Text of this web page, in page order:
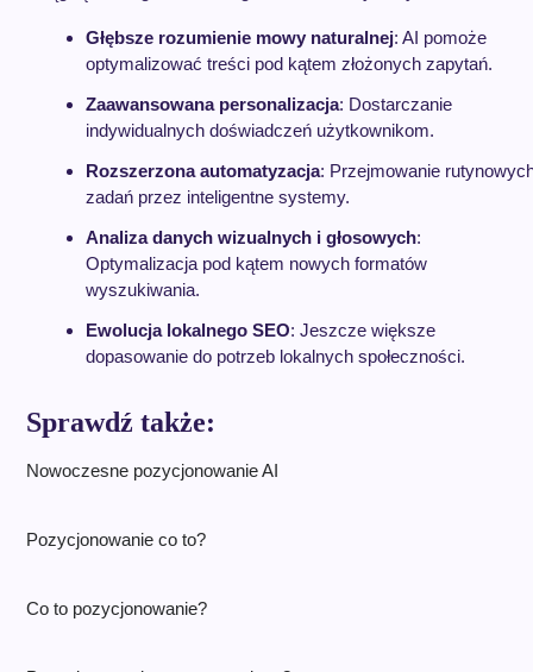
Głębsze rozumienie mowy naturalnej: AI pomoże
optymalizować treści pod kątem złożonych zapytań.
Zaawansowana personalizacja: Dostarczanie
indywidualnych doświadczeń użytkownikom.
Rozszerzona automatyzacja: Przejmowanie
zadań przez inteligentne systemy.
Analiza danych wizualnych i głosowych:
Optymalizacja pod kątem nowych formatów
wyszukiwania.
Ewolucja lokalnego SEO: Jeszcze większe
dopasowanie do potrzeb lokalnych społeczności.
Sprawdź także:
Nowoczesne pozycjonowanie AI
Pozycjonowanie co to?
Co to pozycjonowanie?